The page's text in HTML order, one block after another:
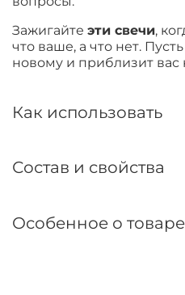
Зажигайте эти свечи,
что ваше, а что нет.
новому и приблизит вас
Как использовать
Состав и свойства
Особенное о товаре